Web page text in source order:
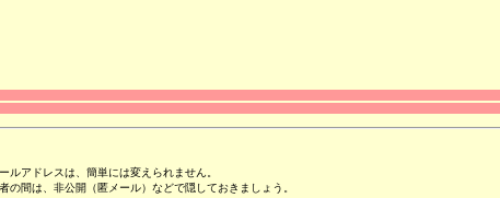
アドレスは、簡単には変えられません。
間は、非公開（匿メール）などで隠しておきましょう。